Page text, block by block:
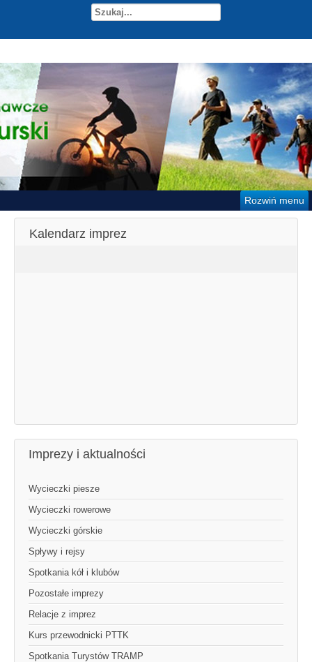
Rozwiń menu
Kalendarz imprez
Imprezy i aktualności
Wycieczki piesze
Wycieczki rowerowe
Wycieczki górskie
Spływy i rejsy
Spotkania kół i klubów
Pozostałe imprezy
Relacje z imprez
Kurs przewodnicki PTTK
Spotkania Turystów TRAMP